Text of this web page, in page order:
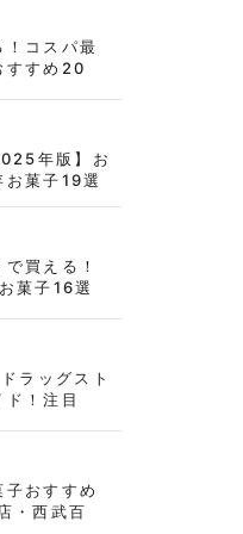
！コスパ最
すすめ20
年版】お
お菓子19選
買える！
菓子16選
ラッグスト
！注目
おすすめ
・西武百